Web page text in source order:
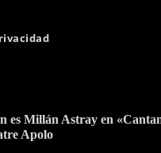
es Millán Astray en
Apolo